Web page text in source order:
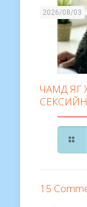
2026/08/03
ЧАМД ЯГ
СЕКСИЙН
15